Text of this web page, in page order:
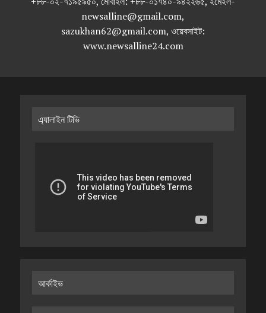
newsalline@gmail.com,
sazukhan62@gmail.com, ওয়েবসাইট:
www.newsalline24.com
এ্যালাইন টিভি
আর্কাইভ